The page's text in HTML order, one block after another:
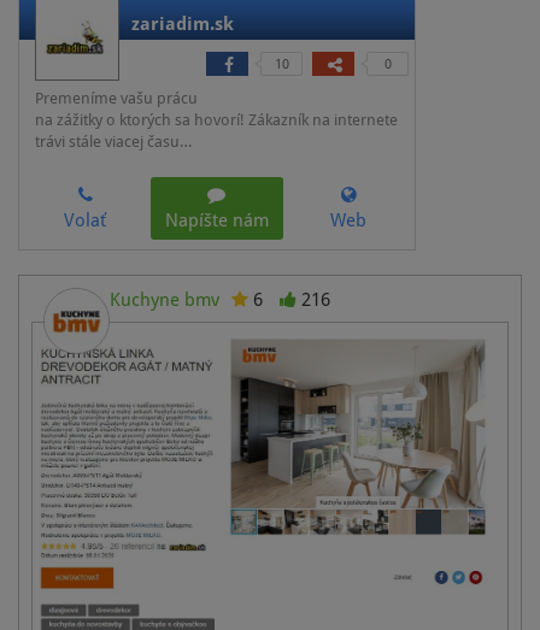
zariadim.sk
10 0
Premeníme vašu prácu
na zážitky o ktorých sa hovorí! Zákazník na internete
trávi stále viacej času…
Volať Napíšte nám Web
Kuchyne bmv 6 216